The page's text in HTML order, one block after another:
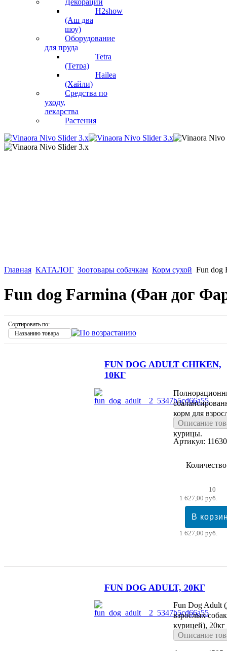
Декорации
H2show
(Аш два
шоу)
Оборудование
для пруда
Tetra
(Тетра)
Hailea
(Хайли)
Средства по
уходу,
лекарства
Растения
Главная КАТАЛОГ Зоотовары собачкам Корм сухой Fun dog
Fun dog Farmina (Фан дог
Сортировать по:
Названию товара
FUN DOG ADULT CHIKEN,
10КГ
корм для
собак со
курицы.
Описание
Артикул:
10
1 627,00 руб.
1 627,00 руб.
FUN DOG ADULT, 20КГ
Fun Dog Adult
взрослых
курицей), 20кг
Описание